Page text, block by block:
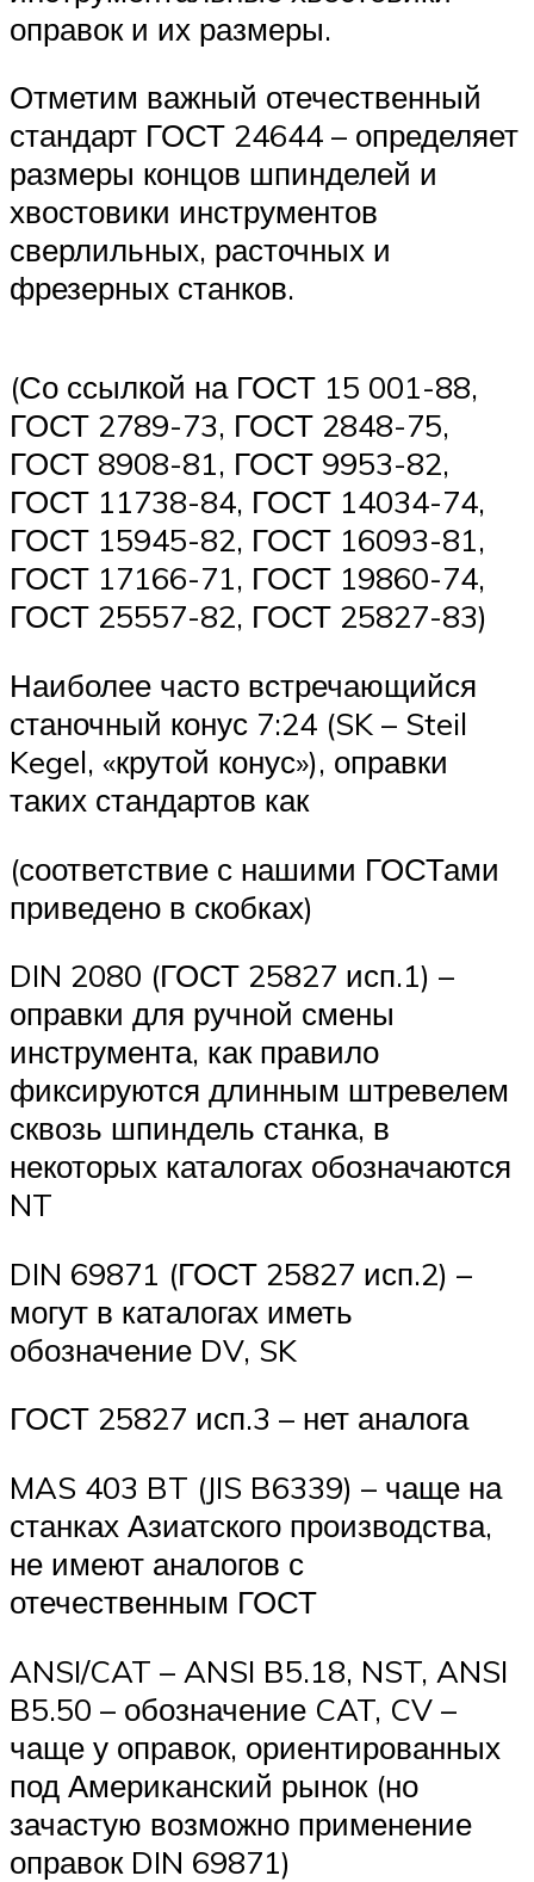
оправок и их размеры.
Отметим важный отечественный
стандарт ГОСТ 24644 – определяет
размеры концов шпинделей и
хвостовики инструментов
сверлильных, расточных и
фрезерных станков.
(Со ссылкой на ГОСТ 15 001-88,
ГОСТ 2789-73, ГОСТ 2848-75,
ГОСТ 8908-81, ГОСТ 9953-82,
ГОСТ 11738-84, ГОСТ 14034-74,
ГОСТ 15945-82, ГОСТ 16093-81,
ГОСТ 17166-71, ГОСТ 19860-74,
ГОСТ 25557-82, ГОСТ 25827-83)
Наиболее часто встречающийся
станочный конус 7:24 (SK – Steil
Kegel, «крутой конус»), оправки
таких стандартов как
(соответствие с нашими ГОСТами
приведено в скобках)
DIN 2080 (ГОСТ 25827 исп.1) –
оправки для ручной смены
инструмента, как правило
фиксируются длинным штревелем
сквозь шпиндель станка, в
некоторых каталогах обозначаются
NT
DIN 69871 (ГОСТ 25827 исп.2) –
могут в каталогах иметь
обозначение DV, SK
ГОСТ 25827 исп.3 – нет аналога
MAS 403 BT (JIS B6339) – чаще на
станках Азиатского производства,
не имеют аналогов с
отечественным ГОСТ
ANSI/CAT – ANSI B5.18, NST, ANSI
B5.50 – обозначение CAT, CV –
чаще у оправок, ориентированных
под Американский рынок (но
зачастую возможно применение
оправок DIN 69871)